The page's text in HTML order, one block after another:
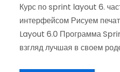
Курс по sprint layout 6.
интерфейсом Рисуем
Layout 6.0 Программа
взгляд лучшая в своем